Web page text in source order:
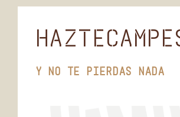
Y NO TE PIERDAS NADA